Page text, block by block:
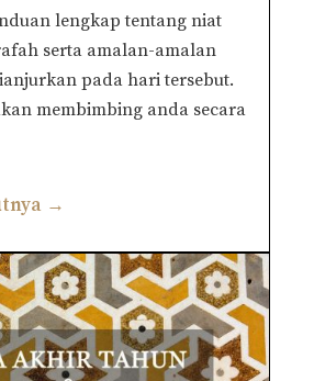
lengkap tentang niat
serta amalan-amalan
pada hari tersebut.
membimbing anda secara
→